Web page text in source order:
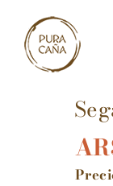
content